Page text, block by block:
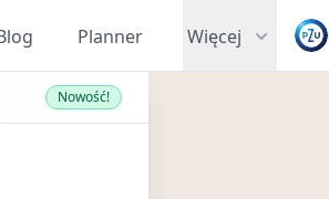
Planner Więcej
Nowość!